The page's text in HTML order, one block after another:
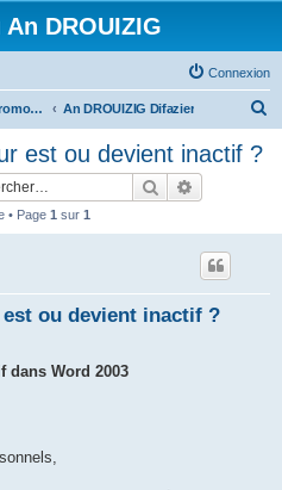
DROUIZIG
Connexion
Kerzrouizig - Foromoù An Drouizig An DROUIZIG Difazier
est ou devient inactif ?
Rechercher
• Page 1 sur 1
ou devient inactif ?
dans Word 2003